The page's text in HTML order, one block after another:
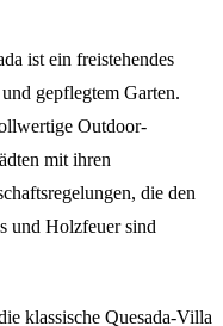
ist ein freistehendes
gepflegtem Garten.
Outdoor-
mit ihren
die den
und Holzfeuer sind
klassische Quesada-Villa